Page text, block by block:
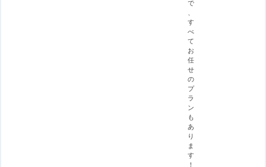
で
、
す
べ
て
お
任
せ
の
プ
ラ
ン
も
あ
り
ま
す
！